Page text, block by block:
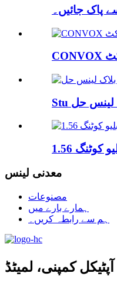
پاک جائیں۔
معدنی لینس
مصنوعات
ہمارے بارے میں
ہم سے رابطہ کریں۔
کمپنی، لمیٹڈ